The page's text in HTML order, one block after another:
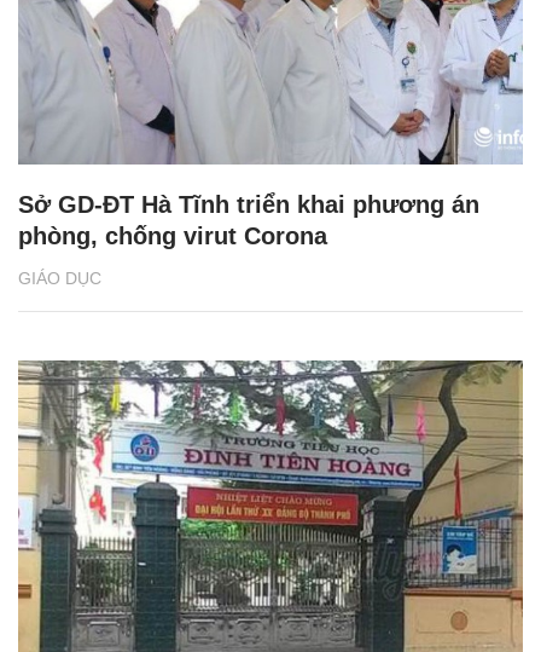
GIÁO DỤC
Sở GD-ĐT Hà Tĩnh triển khai phương án
phòng, chống virut Corona